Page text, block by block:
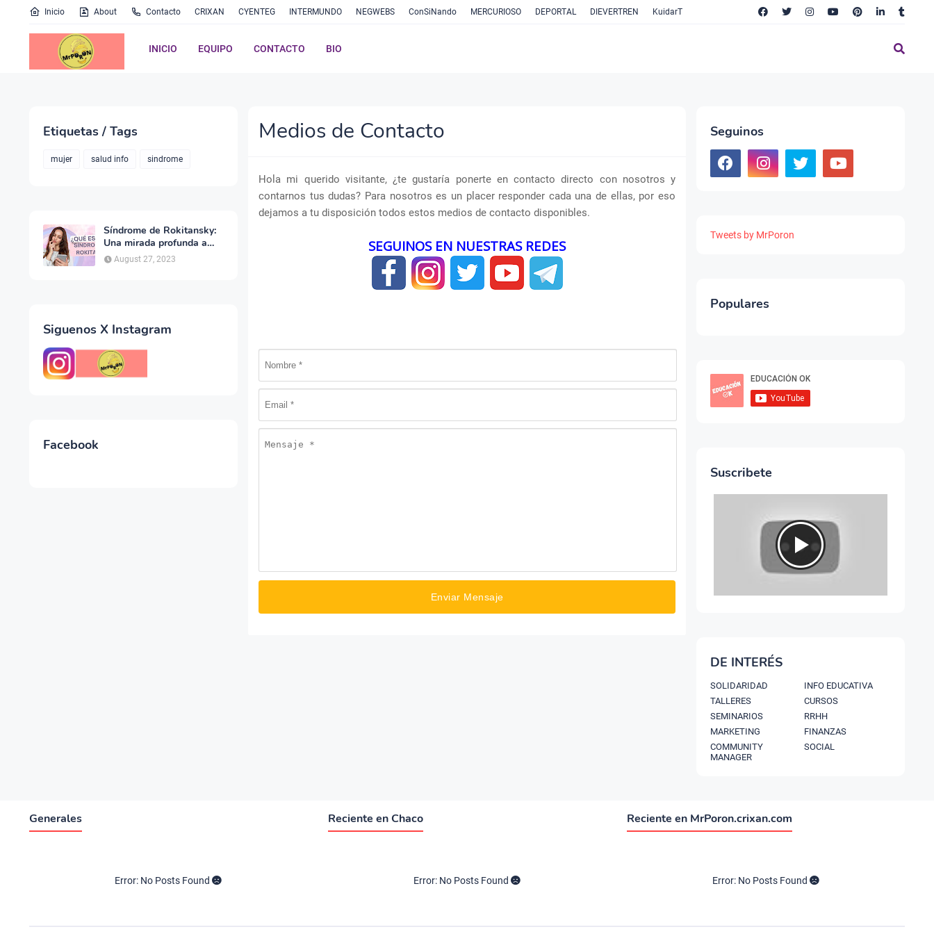
Inicio About Contacto CRIXAN CYENTEG INTERMUNDO NEGWEBS ConSiNando MERCURIOSO DEPORTAL DIEVERTREN KuidarT
INICIO EQUIPO CONTACTO BIO
Etiquetas / Tags
mujer salud info sindrome
Síndrome de Rokitansky:
Una mirada profunda a
una condición poco
conocida
August 27, 2023
Siguenos X Instagram
Facebook
Medios de Contacto
Hola mi querido visitante, ¿te gustaría ponerte en contacto directo con nosotros y
contarnos tus dudas? Para nosotros es un placer responder cada una de ellas, por eso
dejamos a tu disposición todos estos medios de contacto disponibles.
SEGUINOS EN NUESTRAS REDES
Seguinos
Tweets by MrPoron
Populares
Suscribete
DE INTERÉS
SOLIDARIDAD
INFO EDUCATIVA
TALLERES
CURSOS
SEMINARIOS
RRHH
MARKETING
FINANZAS
COMMUNITY
MANAGER
SOCIAL
Generales
Error: No Posts Found
Reciente en Chaco
Error: No Posts Found
Reciente en MrPoron.crixan.com
Error: No Posts Found